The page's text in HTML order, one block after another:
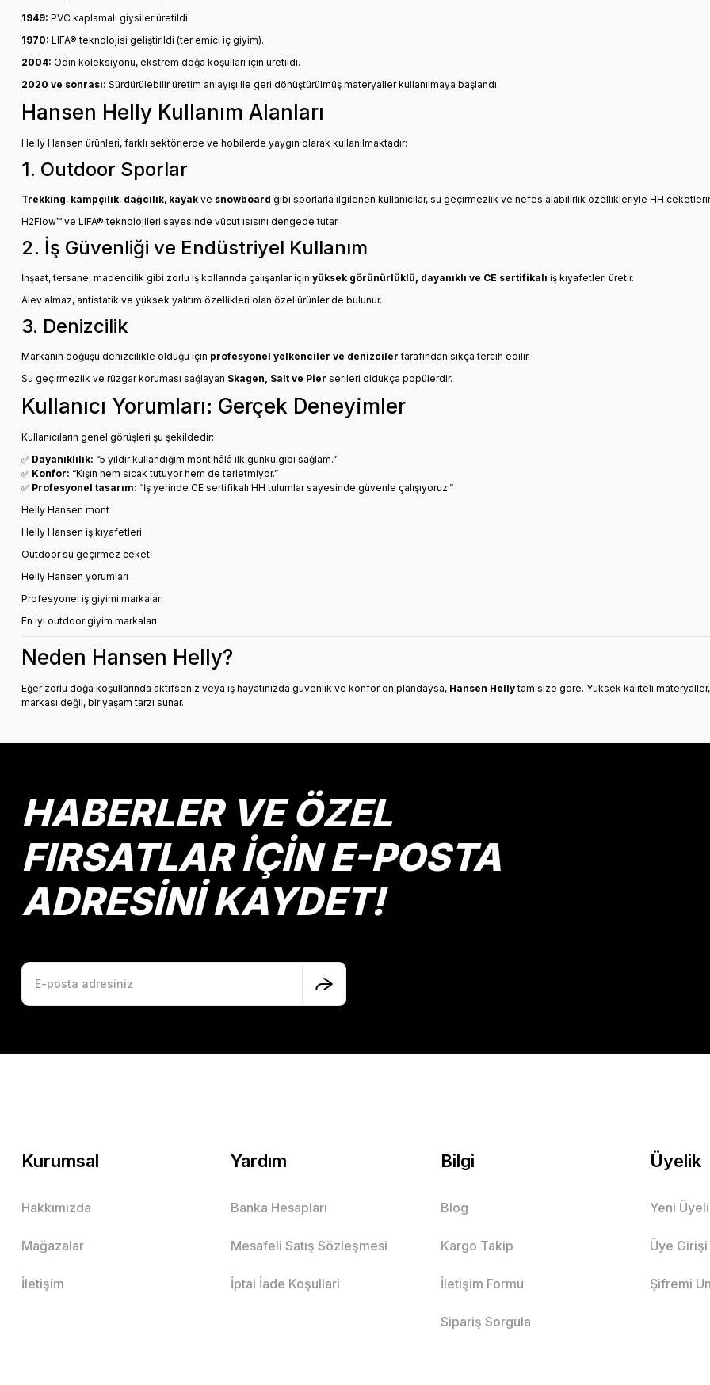
1949: PVC kaplamalı giysiler üretildi.
1970: LIFA® teknolojisi geliştirildi (ter emici iç giyim).
2004: Odin koleksiyonu, ekstrem doğa koşulları için üretildi.
2020 ve sonrası: Sürdürülebilir üretim anlayışı ile geri dönüştürülmüş materyaller kullanılmaya başlandı.
Hansen Helly Kullanım Alanları
Helly Hansen ürünleri, farklı sektörlerde ve hobilerde yaygın olarak kullanılmaktadır:
1. Outdoor Sporlar
Trekking, kampçılık, dağcılık, kayak ve snowboard gibi sporlarla ilgilenen kullanıcılar, su geçirmezlik ve nefes alabilirlik özellikleriyle HH
H2Flow™ ve LIFA® teknolojileri sayesinde vücut ısısını dengede tutar.
2. İş Güvenliği ve Endüstriyel Kullanım
İnşaat, tersane, madencilik gibi zorlu iş kollarında çalışanlar için yüksek görünürlüklü, dayanıklı ve CE sertifikalı iş kıyafetleri üretir.
Alev almaz, antistatik ve yüksek yalıtım özellikleri olan özel ürünler de bulunur.
3. Denizcilik
Markanın doğuşu denizcilikle olduğu için profesyonel yelkenciler ve denizciler tarafından sıkça tercih edilir.
Su geçirmezlik ve rüzgar koruması sağlayan Skagen, Salt ve Pier serileri oldukça popülerdir.
Kullanıcı Yorumları: Gerçek Deneyimler
Kullanıcıların genel görüşleri şu şekildedir:
✅ Dayanıklılık: “5 yıldır kullandığım mont hâlâ ilk günkü gibi sağlam.”
✅ Konfor: “Kışın hem sıcak tutuyor hem de terletmiyor.”
✅ Profesyonel tasarım: “İş yerinde CE sertifikalı HH tulumlar sayesinde güvenle çalışıyoruz.”
Helly Hansen mont
Helly Hansen iş kıyafetleri
Outdoor su geçirmez ceket
Helly Hansen yorumları
Profesyonel iş giyimi markaları
En iyi outdoor giyim markaları
Neden Hansen Helly?
Eğer zorlu doğa koşullarında aktifseniz veya iş hayatınızda güvenlik ve konfor ön plandaysa, Hansen Hellytam size göre. Yüksek kaliteli materyaller,
markası değil, bir yaşam tarzı sunar.
HABERLER VE ÖZEL
FIRSATLAR İÇİN E-POSTA
ADRESİNİ KAYDET!
Kurumsal
Hakkımızda
Mağazalar
İletişim
Yardım
Banka Hesapları
Mesafeli Satış Sözleşmesi
İptal İade Koşullari
Bilgi
Blog
Kargo Takip
İletişim Formu
Sipariş Sorgula
Üyelik
Yeni
Üye Girişi
Şifremi